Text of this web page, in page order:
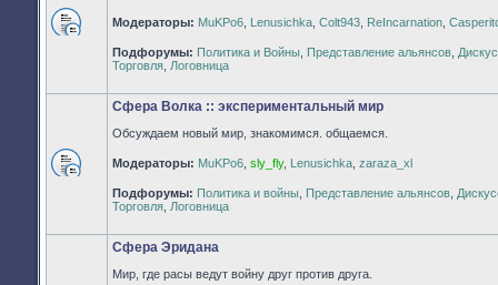
непрочитанных
сообщений
Модераторы: MuKPo6 Lenusichka Colt943 ReIncarnation
Подфорумы: Политика и Войны Представление альянсов
Торговля Логовница
непрочитанных
сообщений
Сфера Волка :: экспериментальный мир
Обсуждаем новый мир, знакомимся. общаемся.
Модераторы: MuKPo6 sly_fly, Lenusichka zaraza_xl
Подфорумы: Политика и войны Представление альянсов
Торговля Логовница
Сфера Эридана
Мир, где расы ведут войну друг против друга.